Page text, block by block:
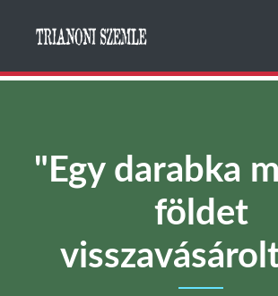
"Egy darabka
földet